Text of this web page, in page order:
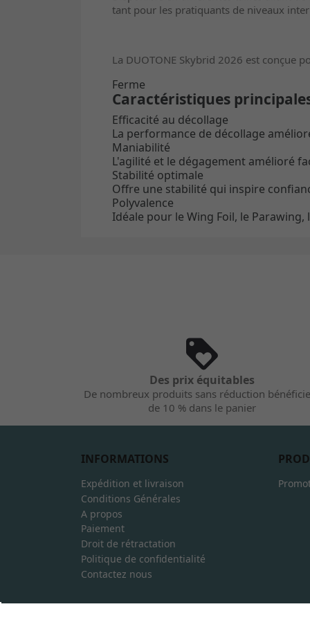
tant pour les pratiquants de niveaux
La DUOTONE Skybrid 2026 est conçue
Ferme
Caractéristiques
Efficacité au décollage
La performance de décollage
Maniabilité
L'agilité et le dégagement amélioré
Stabilité optimale
Offre une stabilité qui inspire
Polyvalence
Idéale pour le Wing Foil, le
Des prix équitables
De nombreux produits sans réduction
de 10 % dans le panier
INFORMATIONS
Expédition et livraison
Conditions Générales
A propos
Paiement
Droit de rétractation
Politique de confidentialité
Contactez nous